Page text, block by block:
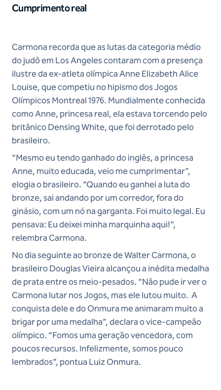
Cumprimento real
Carmona recorda que as lutas da categoria médio
do judô em Los Angeles contaram com a presença
ilustre da ex-atleta olímpica Anne Elizabeth Alice
Louise, que competiu no hipismo dos Jogos
Olímpicos Montreal 1976. Mundialmente conhecida
como Anne, princesa real, ela estava torcendo pelo
britânico Densing White, que foi derrotado pelo
brasileiro.
“Mesmo eu tendo ganhado do inglês, a princesa
Anne, muito educada, veio me cumprimentar”,
elogia o brasileiro. “Quando eu ganhei a luta do
bronze, sai andando por um corredor, fora do
ginásio, com um nó na garganta. Foi muito legal. Eu
pensava: Eu deixei minha marquinha aqui!”,
relembra Carmona.
No dia seguinte ao bronze de Walter Carmona, o
brasileiro Douglas Vieira alcançou a inédita medalha
de prata entre os meio-pesados. “Não pude ir ver o
Carmona lutar nos Jogos, mas ele lutou muito. A
conquista dele e do Onmura me animaram muito a
brigar por uma medalha”, declara o vice-campeão
olímpico. “Fomos uma geração vencedora, com
poucos recursos. Infelizmente, somos pouco
lembrados”, pontua Luiz Onmura.